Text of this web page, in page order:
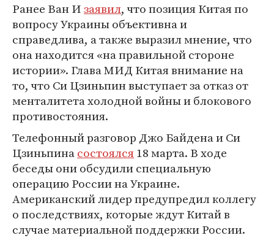
Ранее Ван Изаявил, что позиция Китая по
вопросу Украины объективна и
справедлива, а также выразил мнение, что
она находится «на правильной стороне
истории». Глава МИД Китая внимание на
то, что Си Цзиньпин выступает за отказ от
менталитета холодной войны и блокового
противостояния.
Телефонный разговор Джо Байдена и Си
Цзиньпинасостоялся18 марта. В ходе
беседы они обсудили специальную
операцию России на Украине.
Американский лидер предупредил коллегу
о последствиях, которые ждут Китай в
случае материальной поддержки России.